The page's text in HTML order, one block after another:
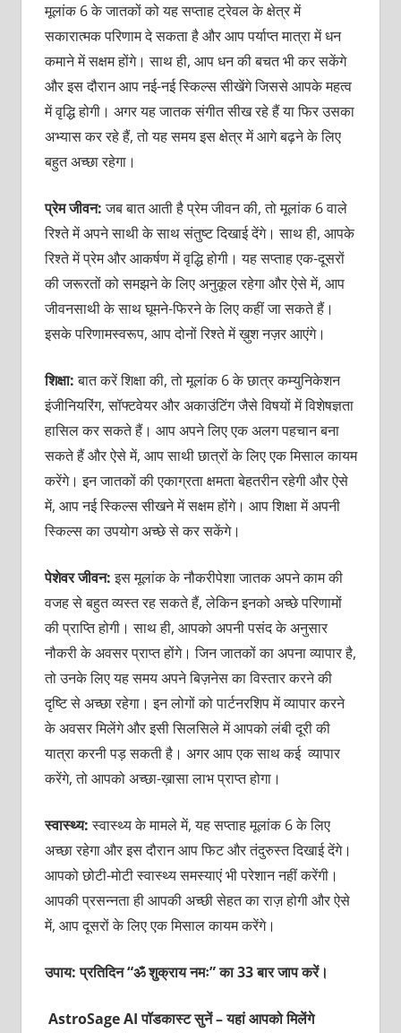
मूलांक 6 के जातकों को यह सप्ताह ट्रेवल के क्षेत्र में
सकारात्मक परिणाम दे सकता है और आप पर्याप्त मात्रा में धन
कमाने में सक्षम होंगे। साथ ही, आप धन की बचत भी कर सकेंगे
और इस दौरान आप नई-नई स्किल्स सीखेंगे जिससे आपके महत्व
में वृद्धि होगी। अगर यह जातक संगीत सीख रहे हैं या फिर उसका
अभ्यास कर रहे हैं, तो यह समय इस क्षेत्र में आगे बढ़ने के लिए
बहुत अच्छा रहेगा।
प्रेम जीवन:जब बात आती है प्रेम जीवन की, तो मूलांक 6 वाले
रिश्ते में अपने साथी के साथ संतुष्ट दिखाई देंगे। साथ ही, आपके
रिश्ते में प्रेम और आकर्षण में वृद्धि होगी। यह सप्ताह एक-दूसरों
की जरूरतों को समझने के लिए अनुकूल रहेगा और ऐसे में, आप
जीवनसाथी के साथ घूमने-फिरने के लिए कहीं जा सकते हैं।
इसके परिणामस्वरूप, आप दोनों रिश्ते में ख़ुश नज़र आएंगे।
शिक्षा:बात करें शिक्षा की, तो मूलांक 6 के छात्र कम्युनिकेशन
इंजीनियरिंग, सॉफ्टवेयर और अकाउंटिंग जैसे विषयों में विशेषज्ञता
हासिल कर सकते हैं। आप अपने लिए एक अलग पहचान बना
सकते हैं और ऐसे में, आप साथी छात्रों के लिए एक मिसाल कायम
करेंगे। इन जातकों की एकाग्रता क्षमता बेहतरीन रहेगी और ऐसे
में, आप नई स्किल्स सीखने में सक्षम होंगे। आप शिक्षा में अपनी
स्किल्स का उपयोग अच्छे से कर सकेंगे।
पेशेवर जीवन:इस मूलांक के नौकरीपेशा जातक अपने काम की
वजह से बहुत व्यस्त रह सकते हैं, लेकिन इनको अच्छे परिणामों
की प्राप्ति होगी। साथ ही, आपको अपनी पसंद के अनुसार
नौकरी के अवसर प्राप्त होंगे। जिन जातकों का अपना व्यापार है,
तो उनके लिए यह समय अपने बिज़नेस का विस्तार करने की
दृष्टि से अच्छा रहेगा। इन लोगों को पार्टनरशिप में व्यापार करने
के अवसर मिलेंगे और इसी सिलसिले में आपको लंबी दूरी की
यात्रा करनी पड़ सकती है। अगर आप एक साथ कई व्यापार
करेंगे, तो आपको अच्छा-ख़ासा लाभ प्राप्त होगा।
स्वास्थ्य:स्वास्थ्य के मामले में, यह सप्ताह मूलांक 6 के लिए
अच्छा रहेगा और इस दौरान आप फिट और तंदुरुस्त दिखाई देंगे।
आपको छोटी-मोटी स्वास्थ्य समस्याएं भी परेशान नहीं करेंगी।
आपकी प्रसन्नता ही आपकी अच्छी सेहत का राज़ होगी और ऐसे
में, आप दूसरों के लिए एक मिसाल कायम करेंगे।
उपाय: प्रतिदिन “ॐ शुक्राय नमः” का 33 बार जाप करें।
AstroSage AI पॉडकास्ट सुनें – यहां आपको मिलेंगे